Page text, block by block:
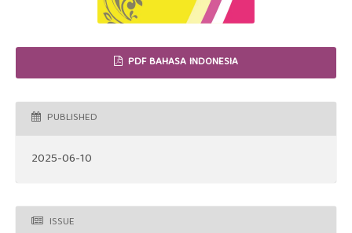
PDF BAHASA INDONESIA
PUBLISHED
2025-06-10
ISSUE